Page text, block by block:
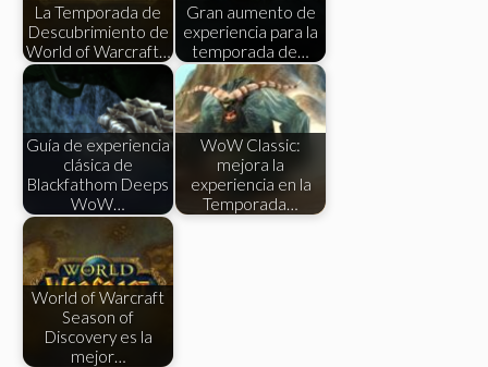
La Temporada de
Descubrimiento de
World of Warcraft…
Gran aumento de
experiencia para la
temporada de…
Guía de experiencia
clásica de
Blackfathom Deeps
WoW…
WoW Classic:
mejora la
experiencia en la
Temporada…
World of Warcraft
Season of
Discovery es la
mejor…